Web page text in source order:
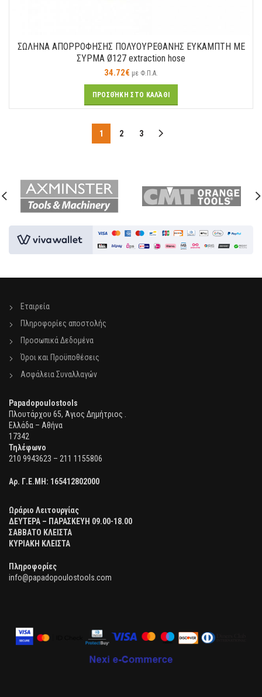
ΣΩΛΗΝΑ ΑΠΟΡΡΟΦΗΣΗΣ ΠΟΛΥΟΥΡΕΘΑΝΗΣ ΕΥΚΑΜΠΤΗ ΜΕ
ΣΥΡΜΑ Ø127 extraction hose
34.72€ με Φ.Π.Α.
ΠΡΟΣΘΉΚΗ ΣΤΟ ΚΑΛΆΘΙ
1 2 3
Εταιρεία
Πληροφορίες αποστολής
Προσωπικά Δεδομένα
Όροι και Προϋποθέσεις
Ασφάλεια Συναλλαγών
Papadopoulostools
Πλουτάρχου 65, Άγιος Δημήτριος .
Ελλάδα – Αθήνα
17342
Τηλέφωνο
210 9943623 – 211 1155806
Αρ. Γ.Ε.ΜΗ: 165412802000
Ωράριο Λειτουργίας
ΔΕΥΤΕΡΑ – ΠΑΡΑΣΚΕΥΗ 09.00-18.00
ΣΑΒΒΑΤΟ ΚΛΕΙΣΤΑ
ΚΥΡΙΑΚΗ ΚΛΕΙΣΤΑ
Πληροφορίες
info@papadopoulostools.com